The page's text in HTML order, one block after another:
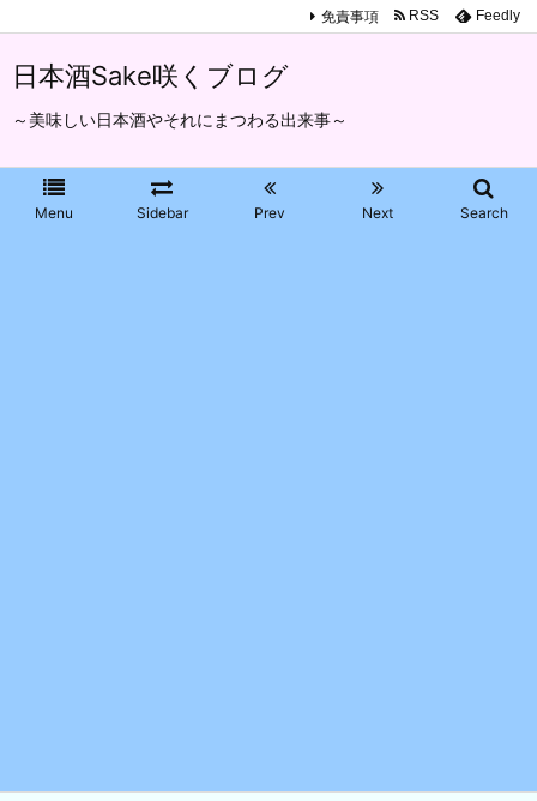
日本酒Sake咲くブログ
～美味しい日本酒やそれにまつわる出来事～
Menu Sidebar Prev Next Search
免責事項 RSS Feedly